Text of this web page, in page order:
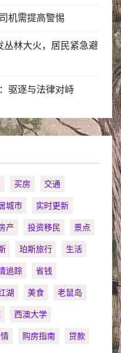
机需提高警惕
林大火，居民紧急避
驱逐与法律对峙
买房
交通
城市
实时更新
产 投资移民
景点
珀斯旅行
生活
追踪
省钱
湖 美食
老鼠岛
西澳大学
购房指南
贷款